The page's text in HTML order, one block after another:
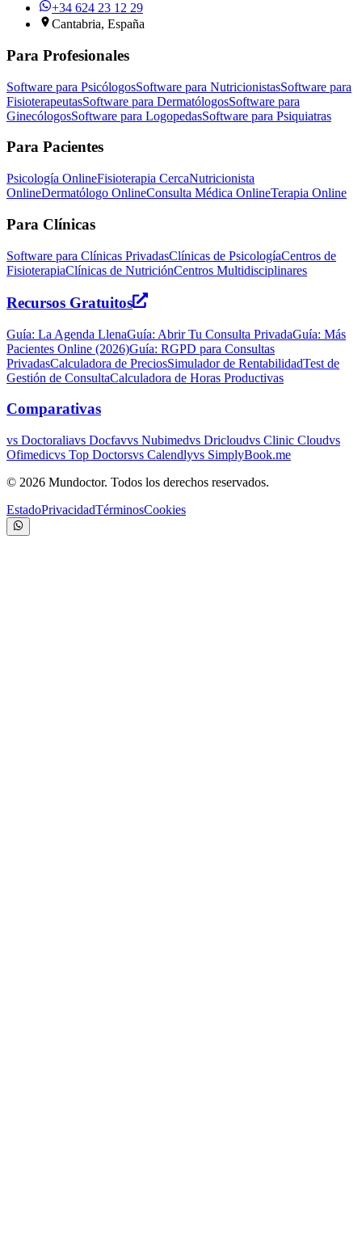
+34 624 23 12 29
Cantabria, España
Para Profesionales
Software para PsicólogosSoftware para NutricionistasSoftware para
FisioterapeutasSoftware para DermatólogosSoftware para
GinecólogosSoftware para LogopedasSoftware para Psiquiatras
Para Pacientes
Psicología OnlineFisioterapia CercaNutricionista
OnlineDermatólogo OnlineConsulta Médica OnlineTerapia Online
Para Clínicas
Software para Clínicas PrivadasClínicas de PsicologíaCentros de
FisioterapiaClínicas de NutriciónCentros Multidisciplinares
Recursos Gratuitos
Guía: La Agenda LlenaGuía: Abrir Tu Consulta PrivadaGuía: Más
Pacientes Online (2026)Guía: RGPD para Consultas
PrivadasCalculadora de PreciosSimulador de RentabilidadTest de
Gestión de ConsultaCalculadora de Horas Productivas
Comparativas
vs Doctoraliavs Docfavvs Nubimedvs Dricloudvs Clinic Cloudvs
Ofimedicvs Top Doctorsvs Calendlyvs SimplyBook.me
© 2026 Mundoctor. Todos los derechos reservados.
EstadoPrivacidadTérminosCookies